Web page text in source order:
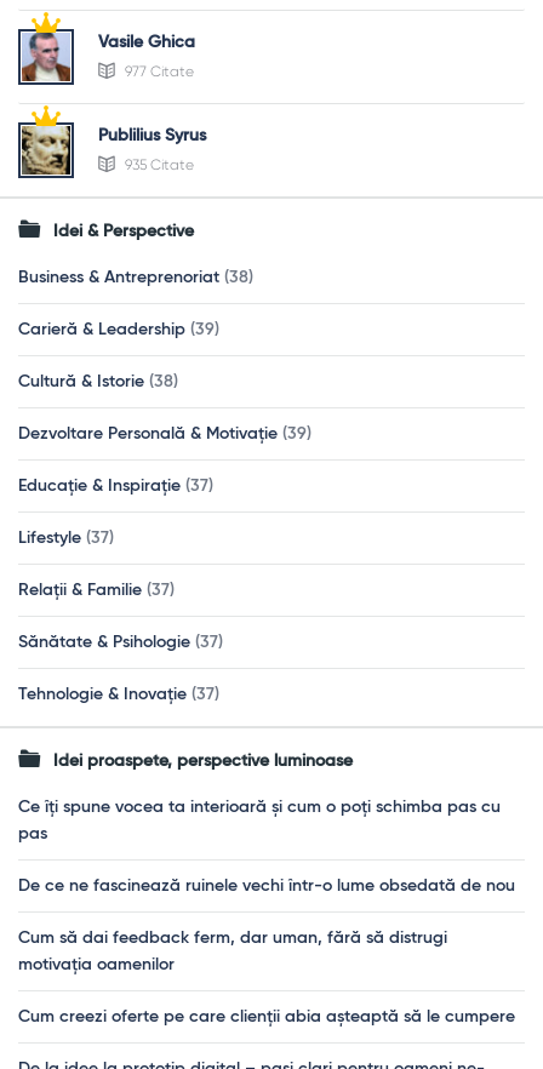
Vasile Ghica
977 Citate
Publilius Syrus
935 Citate
Idei & Perspective
Business & Antreprenoriat (38)
Carieră & Leadership (39)
Cultură & Istorie (38)
Dezvoltare Personală & Motivație (39)
Educație & Inspirație (37)
Lifestyle (37)
Relații & Familie (37)
Sănătate & Psihologie (37)
Tehnologie & Inovație (37)
Idei proaspete, perspective luminoase
Ce îți spune vocea ta interioară și cum o poți schimba pas cu
pas
De ce ne fascinează ruinele vechi într-o lume obsedată de nou
Cum să dai feedback ferm, dar uman, fără să distrugi
motivația oamenilor
Cum creezi oferte pe care clienții abia așteaptă să le cumpere